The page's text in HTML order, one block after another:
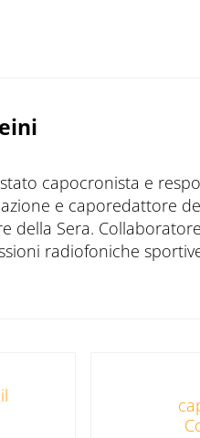
capocronista e
e caporedattore
della Sera.
radiofoniche